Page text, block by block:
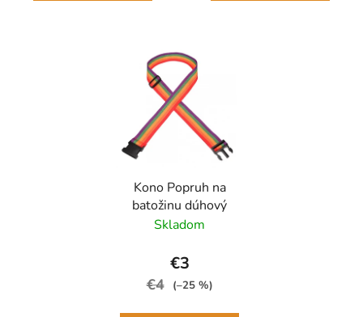
Kono Popruh na
batožinu dúhový
Skladom
€3
€4 (–25 %)